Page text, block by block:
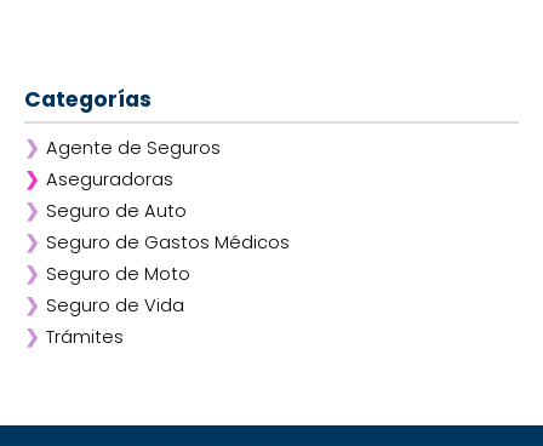
Categorías
❯ Agente de Seguros
❯ Aseguradoras
❯ Afirme
❯ ANA
❯ AXA
❯ Chubb
❯ GNP
❯ Seguro de Auto
❯ Seguro de Gastos Médicos
❯ Seguro de Moto
❯ Seguro de Vida
❯ Trámites